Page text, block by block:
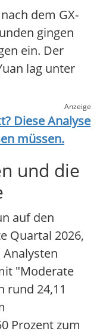
dem GX-
gingen
ein. Der
lag unter
Anzeige
Diese Analyse
müssen.
und die
auf den
Quartal 2026,
"Moderate
rund 24,11
Prozent zum